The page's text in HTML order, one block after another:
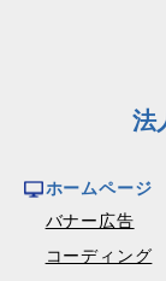
法
ホームページ
バナー広告
コーディング